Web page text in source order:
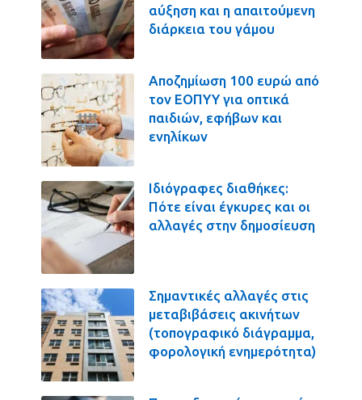
αύξηση και η απαιτούμενη
διάρκεια του γάμου
Αποζημίωση 100 ευρώ από
τον ΕΟΠΥΥ για οπτικά
παιδιών, εφήβων και
ενηλίκων
Ιδιόγραφες διαθήκες:
Πότε είναι έγκυρες και οι
αλλαγές στην δημοσίευση
Σημαντικές αλλαγές στις
μεταβιβάσεις ακινήτων
(τοπογραφικό διάγραμμα,
φορολογική ενημερότητα)